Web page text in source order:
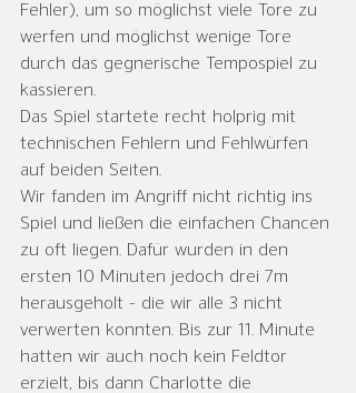
Fehler), um so möglichst viele Tore zu
werfen und möglichst wenige Tore
durch das gegnerische Tempospiel zu
kassieren.
Das Spiel startete recht holprig mit
technischen Fehlern und Fehlwürfen
auf beiden Seiten.
Wir fanden im Angriff nicht richtig ins
Spiel und ließen die einfachen Chancen
zu oft liegen. Dafür wurden in den
ersten 10 Minuten jedoch drei 7m
herausgeholt - die wir alle 3 nicht
verwerten konnten. Bis zur 11. Minute
hatten wir auch noch kein Feldtor
erzielt, bis dann Charlotte die